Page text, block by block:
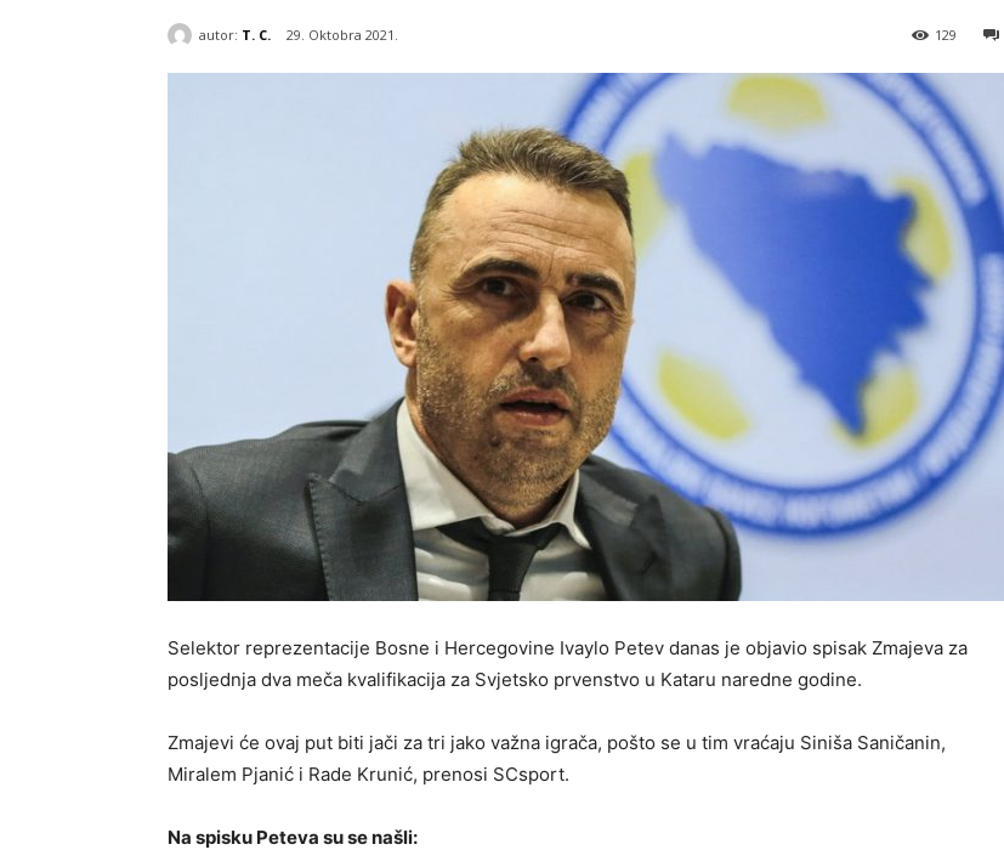
autor: T. C. 29. Oktobra 2021. 129
Selektor reprezentacije Bosne i Hercegovine Ivaylo Petev danas je objavio spisak Zmajeva za
posljednja dva meča kvalifikacija za Svjetsko prvenstvo u Kataru naredne godine.
Zmajevi će ovaj put biti jači za tri jako važna igrača, pošto se u tim vraćaju Siniša Saničanin,
Miralem Pjanić i Rade Krunić, prenosi SCsport.
Na spisku Peteva su se našli: